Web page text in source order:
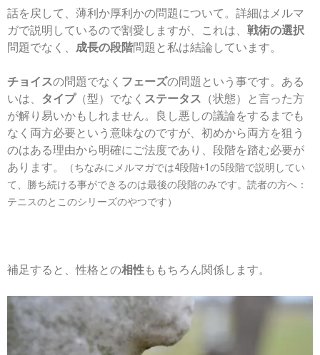
話を戻して、薄利か厚利かの問題について。詳細はメルマ
ガで説明しているので割愛しますが、これは、 戦術の選択
問題でなく、 成長の段階問題と私は結論しています。
チョイスの問題でなく フェーズの問題という事です。ある
いは、
タイプ（型）でなく ステータス （状態）と言った方
が解り易いかもしれません。良し悪しの議論をするまでも
なく両方必要という意味なのですが、初めから両方を狙う
のはある理由から明確にご法度であり、段階を踏む必要が
あります。
（ちなみにメルマガでは4段階+1の5段階で説明してい
て、勝ち続ける事ができるのは最後の段階のみです。読者の方へ：
テニスのとこのシリーズのやつです）
補足すると、性格との相性ももちろん関係します。